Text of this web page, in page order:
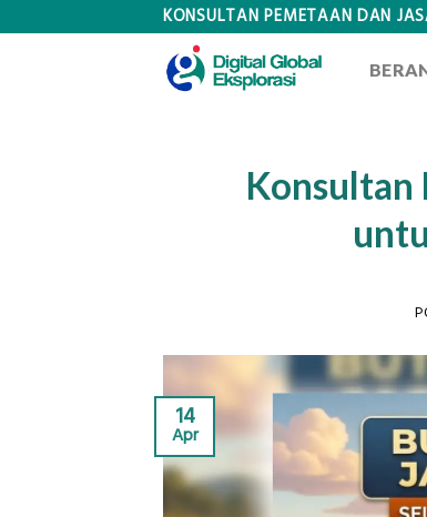
KONSULTAN PEMETAAN DAN
Konsultan
14
Apr